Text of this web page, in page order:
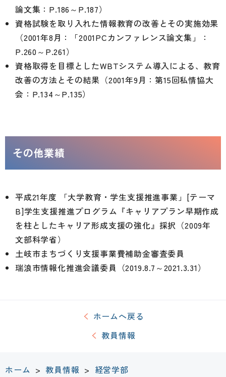
論文集：P.186～P.187）
資格試験を取り入れた情報教育の改善とその実施効果
（2001年8月：「2001PCカンファレンス論文集」：
P.260～P.261）
資格取得を目標としたWBTシステム導入による、教育
改善の方法とその結果（2001年9月：第15回私情協大
会：P.134～P.135）
その他業績
平成21年度 「大学教育・学生支援推進事業」[テーマ
B]学生支援推進プログラム『キャリアプラン早期作成
を柱としたキャリア形成支援の強化』採択（2009年
文部科学省）
土岐市まちづくり支援事業費補助金審査委員
瑞浪市情報化推進会議委員（2019.8.7～2021.3.31）
教員情報
ホームへ戻る
ホーム > 教員情報 > 経営学部